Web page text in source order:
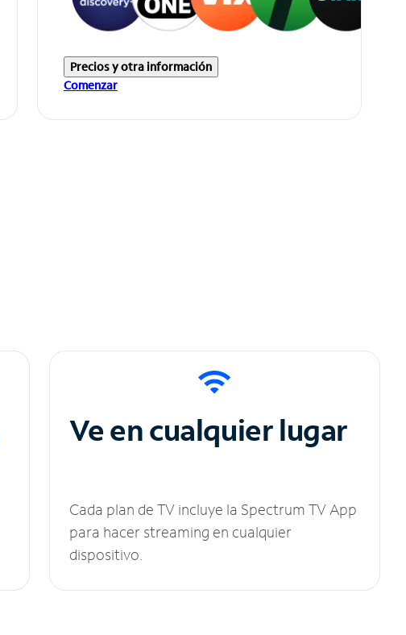
Precios y otra información
Comenzar
Ve en cualquier lugar
Cada plan de TV incluye la Spectrum TV App
para hacer streaming en cualquier
dispositivo.